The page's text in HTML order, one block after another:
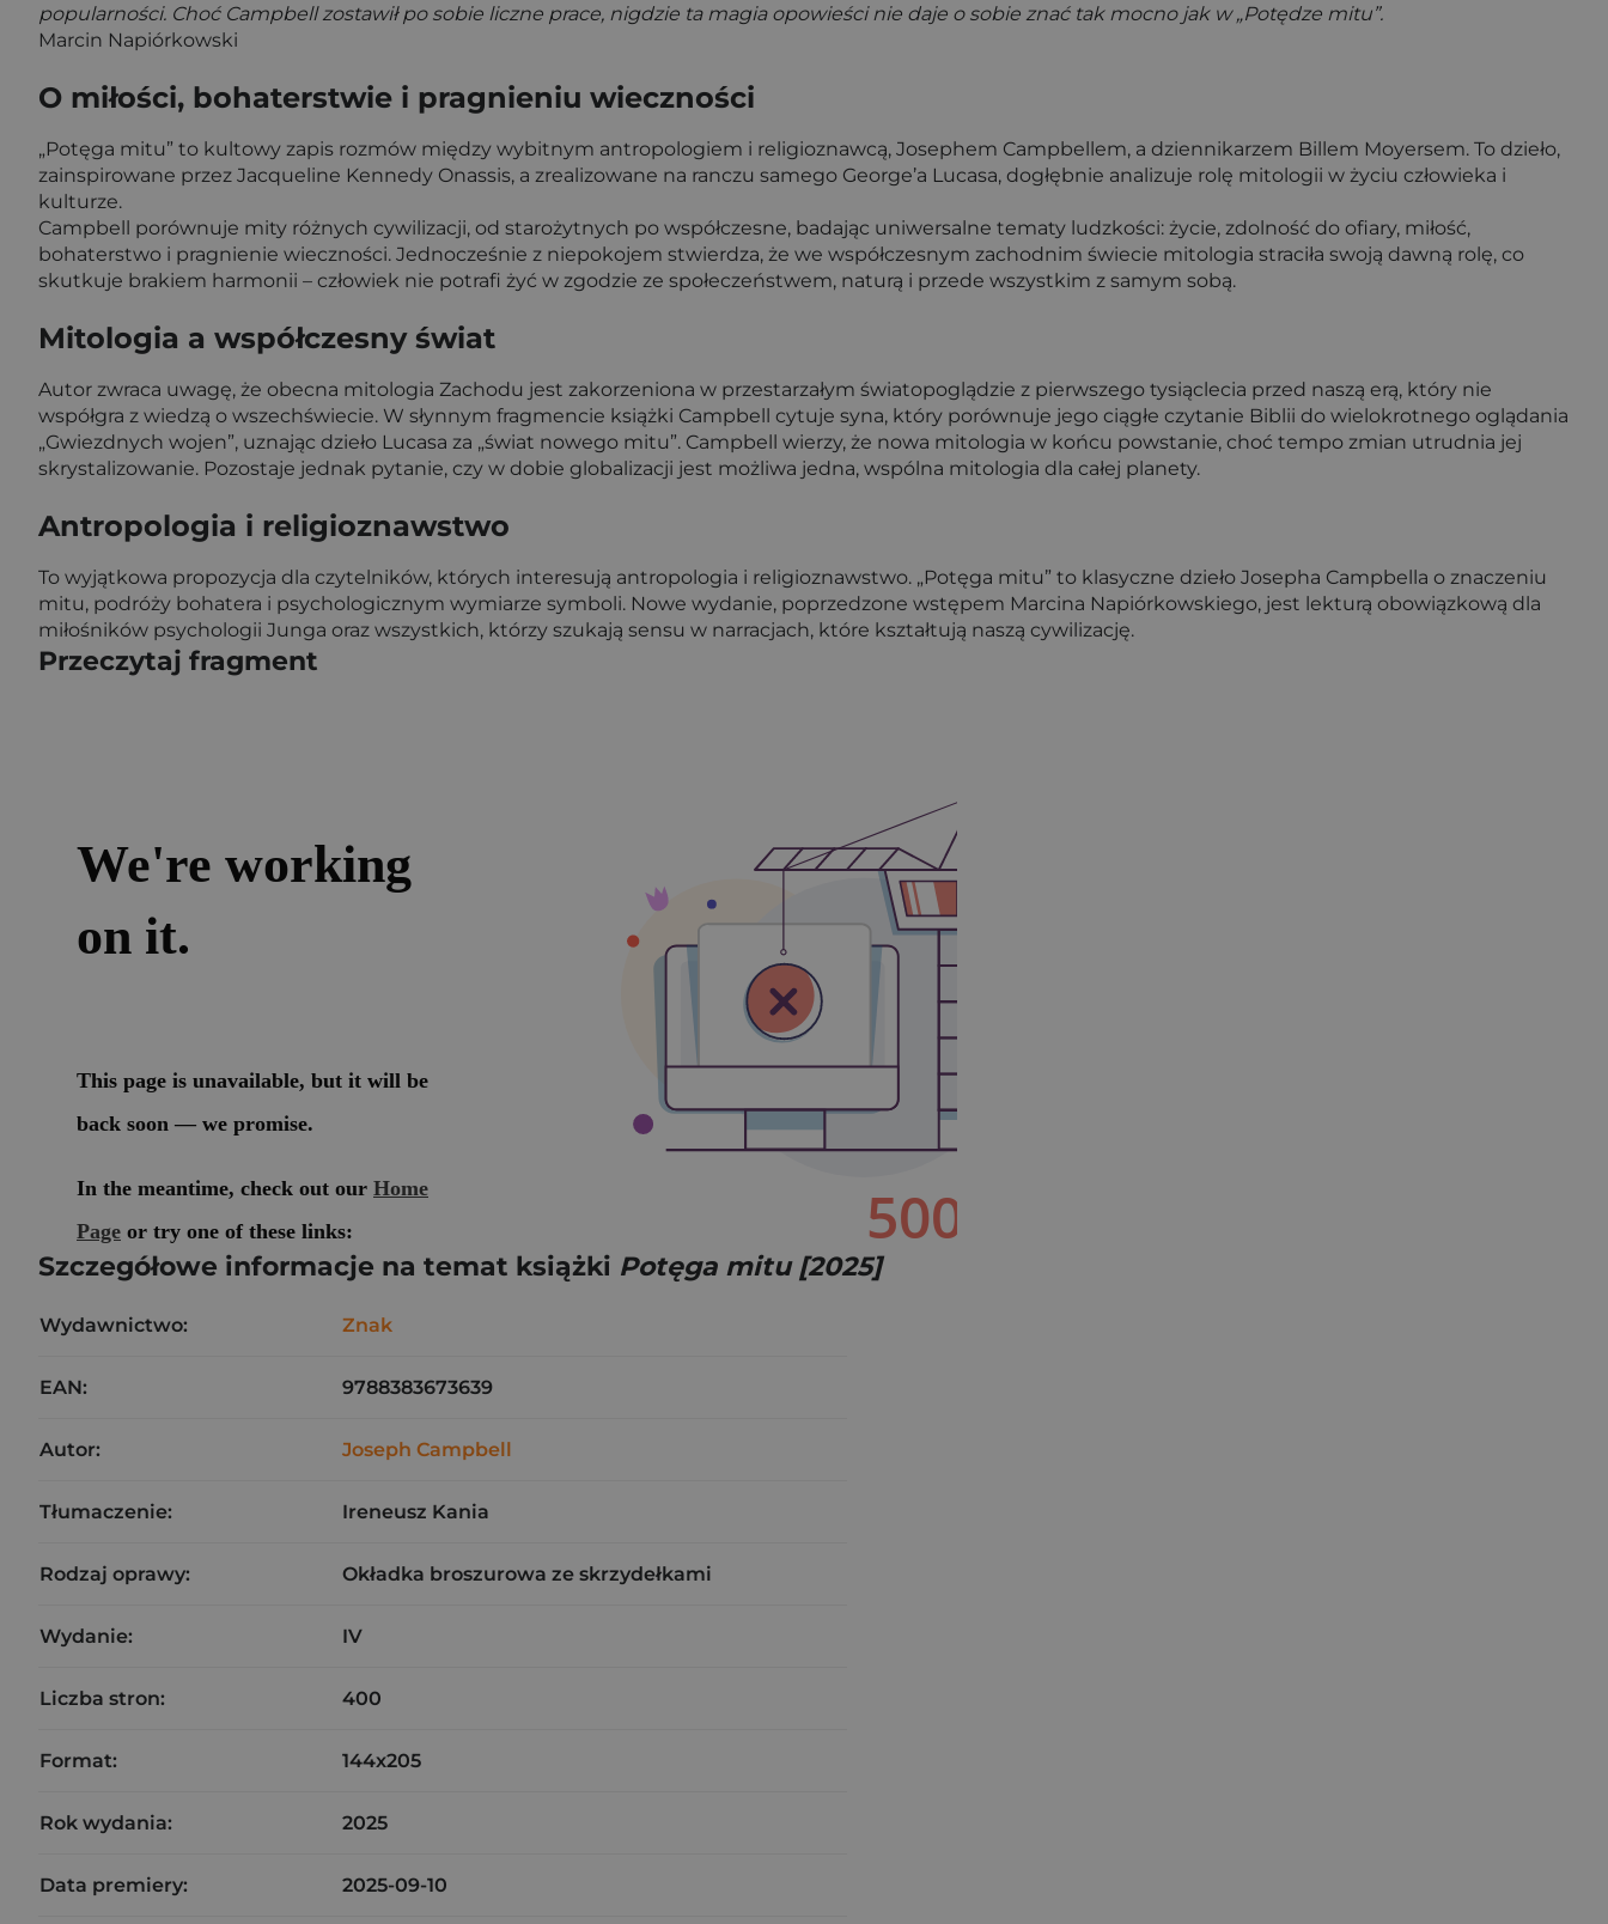
popularności. Choć Campbell zostawił po sobie liczne prace, nigdzie ta magia opowieści nie daje o sobie znać tak mocno jak w „Potędze mitu”.
Marcin Napiórkowski
O miłości, bohaterstwie i pragnieniu wieczności
„Potęga mitu” to kultowy zapis rozmów między wybitnym antropologiem i religioznawcą, Josephem Campbellem, a dziennikarzem Billem Moyersem. To dzieło,
zainspirowane przez Jacqueline Kennedy Onassis, a zrealizowane na ranczu samego George’a Lucasa, dogłębnie analizuje rolę mitologii w życiu człowieka i
kulturze.
Campbell porównuje mity różnych cywilizacji, od starożytnych po współczesne, badając uniwersalne tematy ludzkości: życie, zdolność do ofiary, miłość,
bohaterstwo i pragnienie wieczności. Jednocześnie z niepokojem stwierdza, że we współczesnym zachodnim świecie mitologia straciła swoją dawną rolę, co
skutkuje brakiem harmonii – człowiek nie potrafi żyć w zgodzie ze społeczeństwem, naturą i przede wszystkim z samym sobą.
Mitologia a współczesny świat
Autor zwraca uwagę, że obecna mitologia Zachodu jest zakorzeniona w przestarzałym światopoglądzie z pierwszego tysiąclecia przed naszą erą, który nie
współgra z wiedzą o wszechświecie. W słynnym fragmencie książki Campbell cytuje syna, który porównuje jego ciągłe czytanie Biblii do wielokrotnego oglądania
„Gwiezdnych wojen”, uznając dzieło Lucasa za „świat nowego mitu”. Campbell wierzy, że nowa mitologia w końcu powstanie, choć tempo zmian utrudnia jej
skrystalizowanie. Pozostaje jednak pytanie, czy w dobie globalizacji jest możliwa jedna, wspólna mitologia dla całej planety.
Antropologia i religioznawstwo
To wyjątkowa propozycja dla czytelników, których interesują antropologia i religioznawstwo. „Potęga mitu” to klasyczne dzieło Josepha Campbella o znaczeniu
mitu, podróży bohatera i psychologicznym wymiarze symboli. Nowe wydanie, poprzedzone wstępem Marcina Napiórkowskiego, jest lekturą obowiązkową dla
miłośników psychologii Junga oraz wszystkich, którzy szukają sensu w narracjach, które kształtują naszą cywilizację.
Przeczytaj fragment
Szczegółowe informacje na temat książki Potęga mitu [2025]
Wydawnictwo: Znak
EAN: 9788383673639
Autor: Joseph Campbell
Tłumaczenie: Ireneusz Kania
Rodzaj oprawy: Okładka broszurowa ze skrzydełkami
Wydanie: IV
Liczba stron: 400
Format: 144x205
Rok wydania: 2025
Data premiery: 2025-09-10